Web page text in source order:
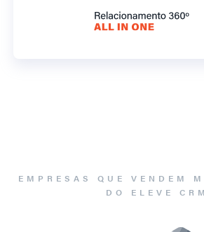
EMPRESAS QUE VENDEM
DO ELEVE CRM